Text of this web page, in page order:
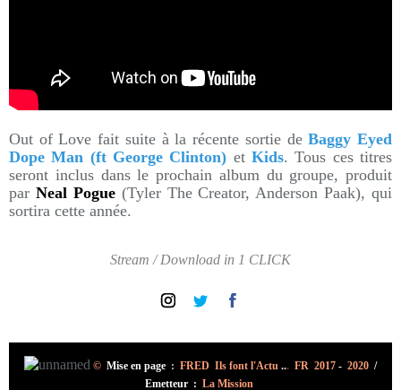
Out of Love fait suite à la récente sortie deBaggy Eyed
Dope Man (ft George Clinton) etKids. Tous ces titres
seront inclus dans le prochain album du groupe, produit
par Neal Pogue(Tyler The Creator, Anderson Paak), qui
sortira cette année.
Stream / Download in 1 CLICK
© Mise en page : FRED Ils font l'Actu ... FR 2017 - 2020 /
Emetteur : La Mission